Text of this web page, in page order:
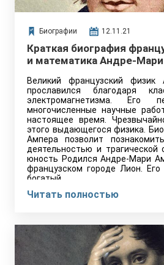
Биографии 12.11.21
Краткая биография
и математика Андре-
Великий французский
прославился благодаря
электромагнетизма. Его
многочисленные научные
настоящее время.
этого выдающегося физика.
Ампера позволит
деятельностью и трагической
юность Родился Андре-Мари
французском городе Лион.
богатый…
Читать полностью